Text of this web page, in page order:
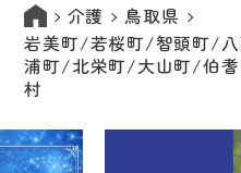
介護
鳥取県
岩美町/若桜町/智頭町/
浦町/北栄町/大山町/伯
村